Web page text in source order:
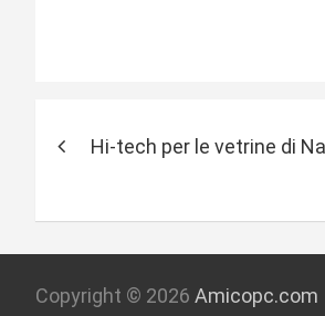
v
i
g
Hi-tech per le vetrine di
Copyright © 2026 Amicopc.com